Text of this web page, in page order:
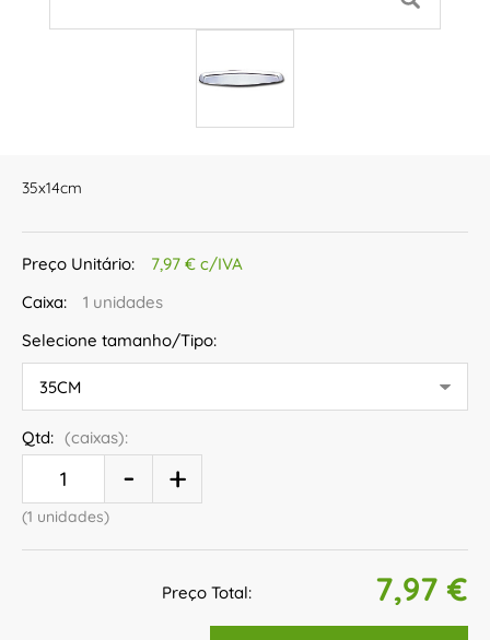
35x14cm
Preço Unitário:
7,97 € c/IVA
Caixa:
1 unidades
Selecione tamanho/Tipo:
Qtd: (caixas):
(1 unidades)
Preço Total: 7,97 €